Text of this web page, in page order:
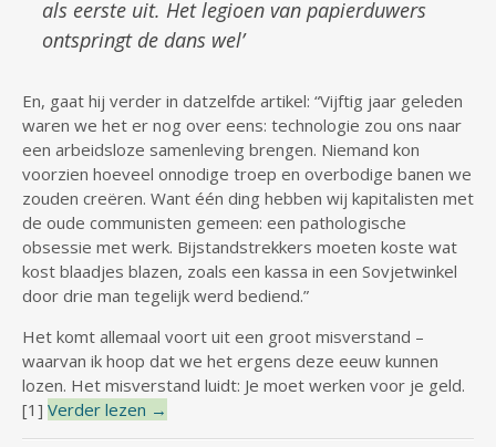
als eerste uit. Het legioen van papierduwers
ontspringt de dans wel’
En, gaat hij verder in datzelfde artikel: “Vijftig jaar geleden
waren we het er nog over eens: technologie zou ons naar
een arbeidsloze samenleving brengen. Niemand kon
voorzien hoeveel onnodige troep en overbodige banen we
zouden creëren. Want één ding hebben wij kapitalisten met
de oude communisten gemeen: een pathologische
obsessie met werk. Bijstandstrekkers moeten koste wat
kost blaadjes blazen, zoals een kassa in een Sovjetwinkel
door drie man tegelijk werd bediend.”
Het komt allemaal voort uit een groot misverstand –
waarvan ik hoop dat we het ergens deze eeuw kunnen
lozen. Het misverstand luidt: Je moet werken voor je geld.
[1] Verder lezen →